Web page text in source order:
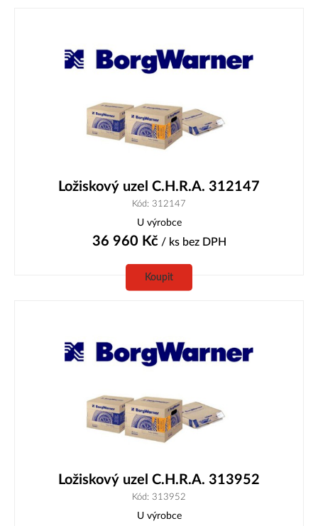
Ložiskový uzel C.H.R.A. 312147
Kód: 312147
U výrobce
36 960 Kč/ ks bez DPH
Koupit
Ložiskový uzel C.H.R.A. 313952
Kód: 313952
U výrobce